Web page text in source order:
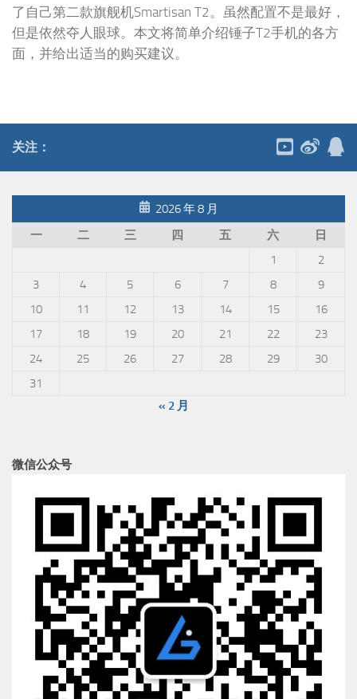
了自己第二款旗舰机Smartisan T2。虽然配置不是最好，
但是依然夺人眼球。本文将简单介绍锤子T2手机的各方
面，并给出适当的购买建议。
关注：
2026 年 8 月
一
二 三 四 五 六
日
1
2
3
4 5 6 7 8
9
10
11 12 13 14 15
16
17
18 19 20 21 22
23
24
25 26 27 28 29
30
31
« 2 月
微信公众号